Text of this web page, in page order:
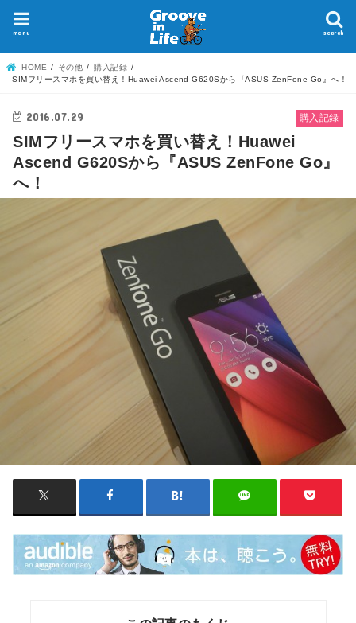
search
menu
HOME その他
購入記録
SIMフリースマホを買い替え！Huawei Ascend G620Sから『ASUS ZenFone Go』へ！
購入記録
2016.07.29
SIMフリースマホを買い替え！Huawei
Ascend G620Sから『ASUS ZenFone Go』
へ！